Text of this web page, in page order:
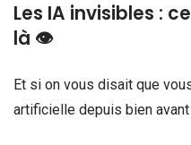
Les IA invisibles :
là 👁️
Et si on vous disait que
artificielle depuis bien avant